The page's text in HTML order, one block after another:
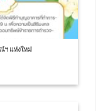
ฯ แห่งใหม่